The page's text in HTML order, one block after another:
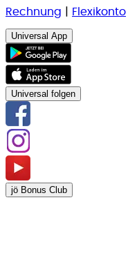
Rechnung Flexikonto
Universal App
Universal folgen
jö Bonus Club